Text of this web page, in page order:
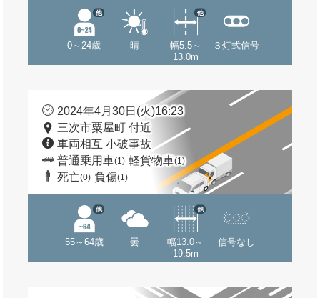
0～24歳
他
晴
幅5.5～
13.0m
他
３灯式信号
2024年4月30日(火)16:23
三次市粟屋町 付近
車両相互 小破事故
普通乗用車(1) 軽貨物車(1)
死亡(0) 負傷(1)
55～64歳
他
曇
幅13.0～
19.5m
他
信号なし